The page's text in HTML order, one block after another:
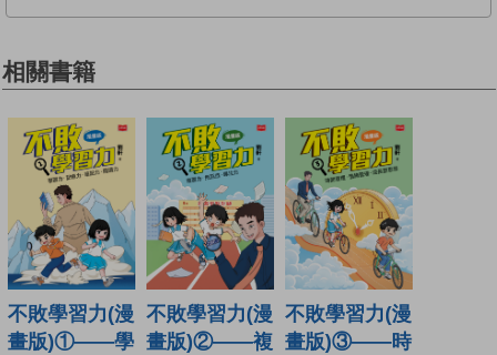
相關書籍
不敗學習力(漫
畫版)①——學
不敗學習力(漫
畫版)②——複
不敗學習力(漫
畫版)③——時